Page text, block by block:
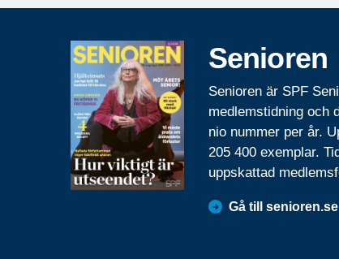
Senioren
Senioren är SPF
medlemstidning och
nio nummer per år.
205 400 exemplar.
uppskattad
Gå till senioren.se